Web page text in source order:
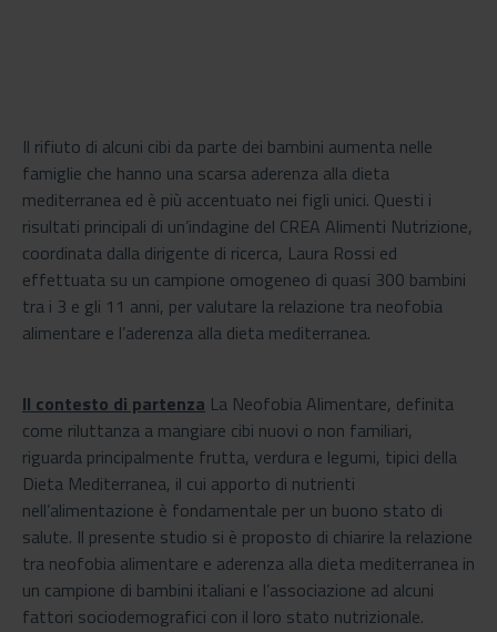
Il rifiuto di alcuni cibi da parte dei bambini aumenta nelle
famiglie che hanno una scarsa aderenza alla dieta
mediterranea ed è più accentuato nei figli unici. Questi i
risultati principali di un’indagine del CREA Alimenti Nutrizione,
coordinata dalla dirigente di ricerca, Laura Rossi ed
effettuata su un campione omogeneo di quasi 300 bambini
tra i 3 e gli 11 anni, per valutare la relazione tra neofobia
alimentare e l’aderenza alla dieta mediterranea.
Il contesto di partenza La Neofobia Alimentare, definita
come riluttanza a mangiare cibi nuovi o non familiari,
riguarda principalmente frutta, verdura e legumi, tipici della
Dieta Mediterranea, il cui apporto di nutrienti
nell’alimentazione è fondamentale per un buono stato di
salute. Il presente studio si è proposto di chiarire la relazione
tra neofobia alimentare e aderenza alla dieta mediterranea in
un campione di bambini italiani e l’associazione ad alcuni
fattori sociodemografici con il loro stato nutrizionale.